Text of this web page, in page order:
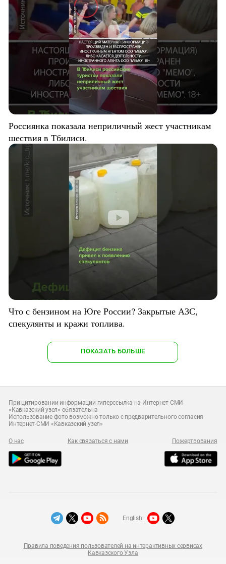
Россиянка показала неприличный жест участникам
шествия в Тбилиси.
Что с бензином на Юге России? Закрытые АЗС,
спекулянты и кражи топлива.
ПОКАЗАТЬ БОЛЬШЕ
При цитировании информации гиперссылка на Интернет-СМИ
«Кавказский узел» обязательна
Использование фото возможно только с предварительного согласия
Интернет-СМИ «Кавказский узел»
О нас Как связаться с нами Пожертвования
Правила поведения пользователей на интерактивных сервисах
Кавказского Узла
English: